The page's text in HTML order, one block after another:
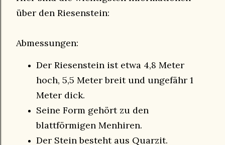
über den Riesenstein:
Abmessungen:
Der Riesenstein ist etwa 4,8 Meter
hoch, 5,5 Meter breit und ungefähr 1
Meter dick.
Seine Form gehört zu den
blattförmigen Menhiren.
Der Stein besteht aus Quarzit.